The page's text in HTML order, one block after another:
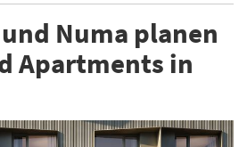
Numa planen
Apartments in